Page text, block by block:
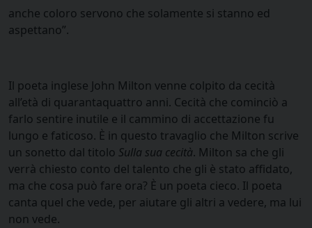
anche coloro servono che solamente si stanno ed
aspettano”.
Il poeta inglese John Milton venne colpito da cecità
all’età di quarantaquattro anni. Cecità che cominciò a
farlo sentire inutile e il cammino di accettazione fu
lungo e faticoso. È in questo travaglio che Milton scrive
un sonetto dal titolo Sulla sua cecità. Milton sa che gli
verrà chiesto conto del talento che gli è stato affidato,
ma che cosa può fare ora? È un poeta cieco. Il poeta
canta quel che vede, per aiutare gli altri a vedere, ma lui
non vede.